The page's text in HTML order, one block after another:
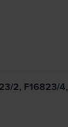
2,